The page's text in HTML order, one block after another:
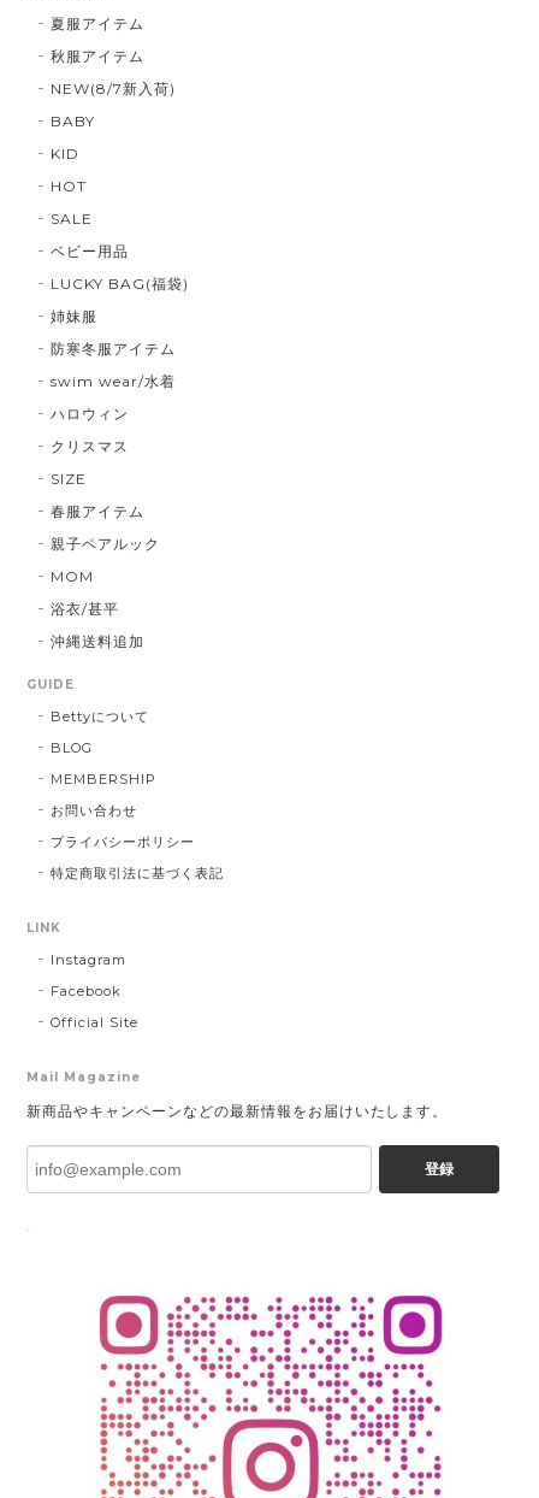
夏服アイテム
秋服アイテム
NEW(8/7新入荷)
BABY
KID
HOT
SALE
ベビー用品
LUCKY BAG(福袋)
姉妹服
防寒冬服アイテム
swim wear/水着
ハロウィン
クリスマス
SIZE
春服アイテム
親子ペアルック
MOM
浴衣/甚平
沖縄送料追加
GUIDE
Bettyについて
BLOG
MEMBERSHIP
お問い合わせ
プライバシーポリシー
特定商取引法に基づく表記
LINK
Instagram
Facebook
Official Site
Mail Magazine
新商品やキャンペーンなどの最新情報をお届けいたします。
登録